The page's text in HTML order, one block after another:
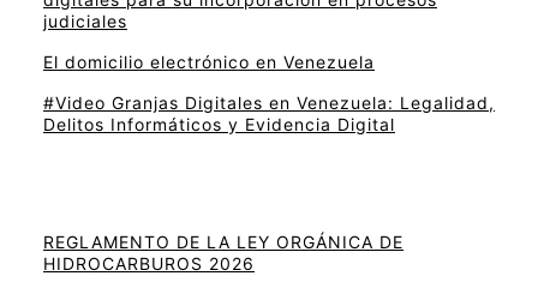
judiciales
El domicilio electrónico en Venezuela
#Video Granjas Digitales en Venezuela: Legalidad,
Delitos Informáticos y Evidencia Digital
REGLAMENTO DE LA LEY ORGÁNICA DE
HIDROCARBUROS 2026